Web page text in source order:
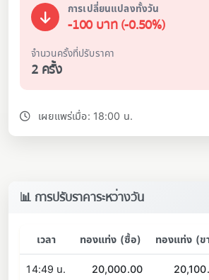
การเปลี่ยนแปลงทั้งวัน
-100 บาท (-0.50%)
จำนวนครั้งที่ปรับราคา
2 ครั้ง
เผยแพร่เมื่อ: 18:00 น.
📊 การปรับราคาระหว่างวัน
เวลา ทองแท่ง (ซื้อ) ทองแท่ง (ข
14:49 น. 20,000.00